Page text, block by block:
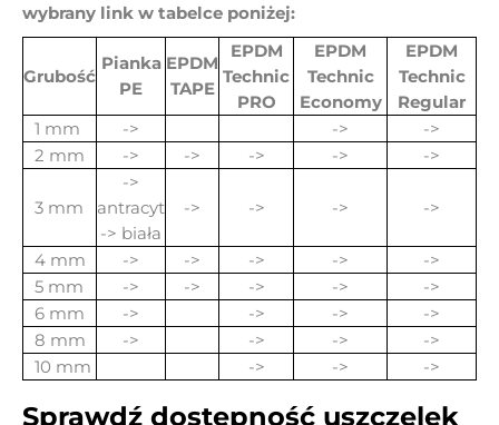
wybrany link w tabelce poniżej:
Grubość
Pianka
PE
EPDM
TAPE
EPDM
Technic
PRO
EPDM
Technic
Economy
EPDM
Technic
Regular
1 mm
-> ->
->
2 mm
-> -> -> -> ->
3 mm
->
antracyt
-> biała
-> -> -> ->
4 mm -> -> -> ->
->
5 mm
-> -> -> ->
->
6 mm
-> -> ->
->
8 mm
-> -> ->
->
10 mm
-> -> ->
Sprawdź dostępność uszczelek